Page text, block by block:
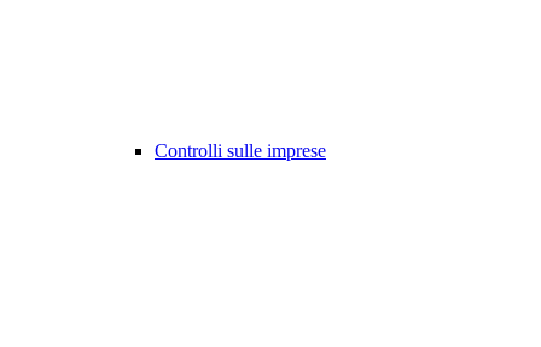
Controlli sulle imprese